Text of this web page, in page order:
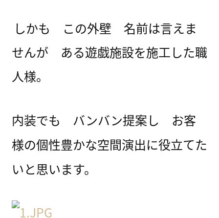
しかも この外壁 名前は言えま
せんが ある遊戯施設を施工した職
人様。
内装でも バンバン提案し お客
様の個性豊かな空間演出に役立てた
いと思います。